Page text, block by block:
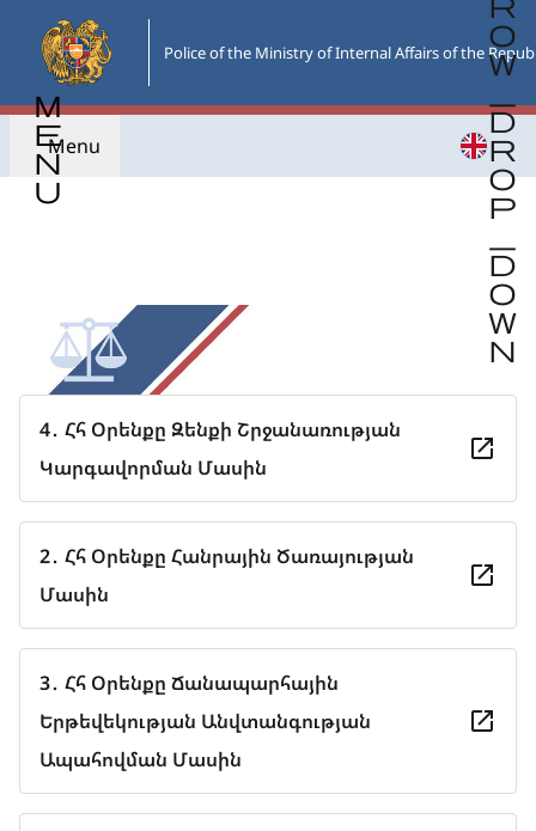
main
content
Police of the Ministry of Internal Affairs of the
Menu
4․ Հհ Օրենքը Զենքի Շրջանառության
Կարգավորման Մասին
2․ Հհ Օրենքը Հանրային Ծառայության
Մասին
3․ Հհ Օրենքը Ճանապարհային
Երթեվեկության Անվտանգության
Ապահովման Մասին